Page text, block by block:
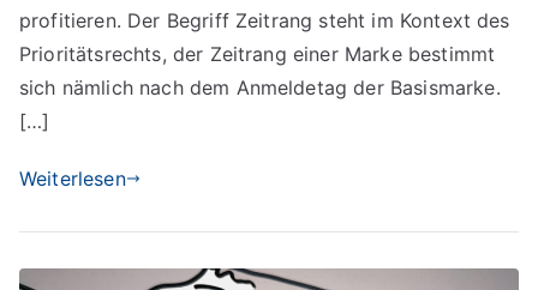
profitieren. Der Begriff Zeitrang steht im Kontext des
Prioritätsrechts, der Zeitrang einer Marke bestimmt
sich nämlich nach dem Anmeldetag der Basismarke.
[…]
Weiterlesen